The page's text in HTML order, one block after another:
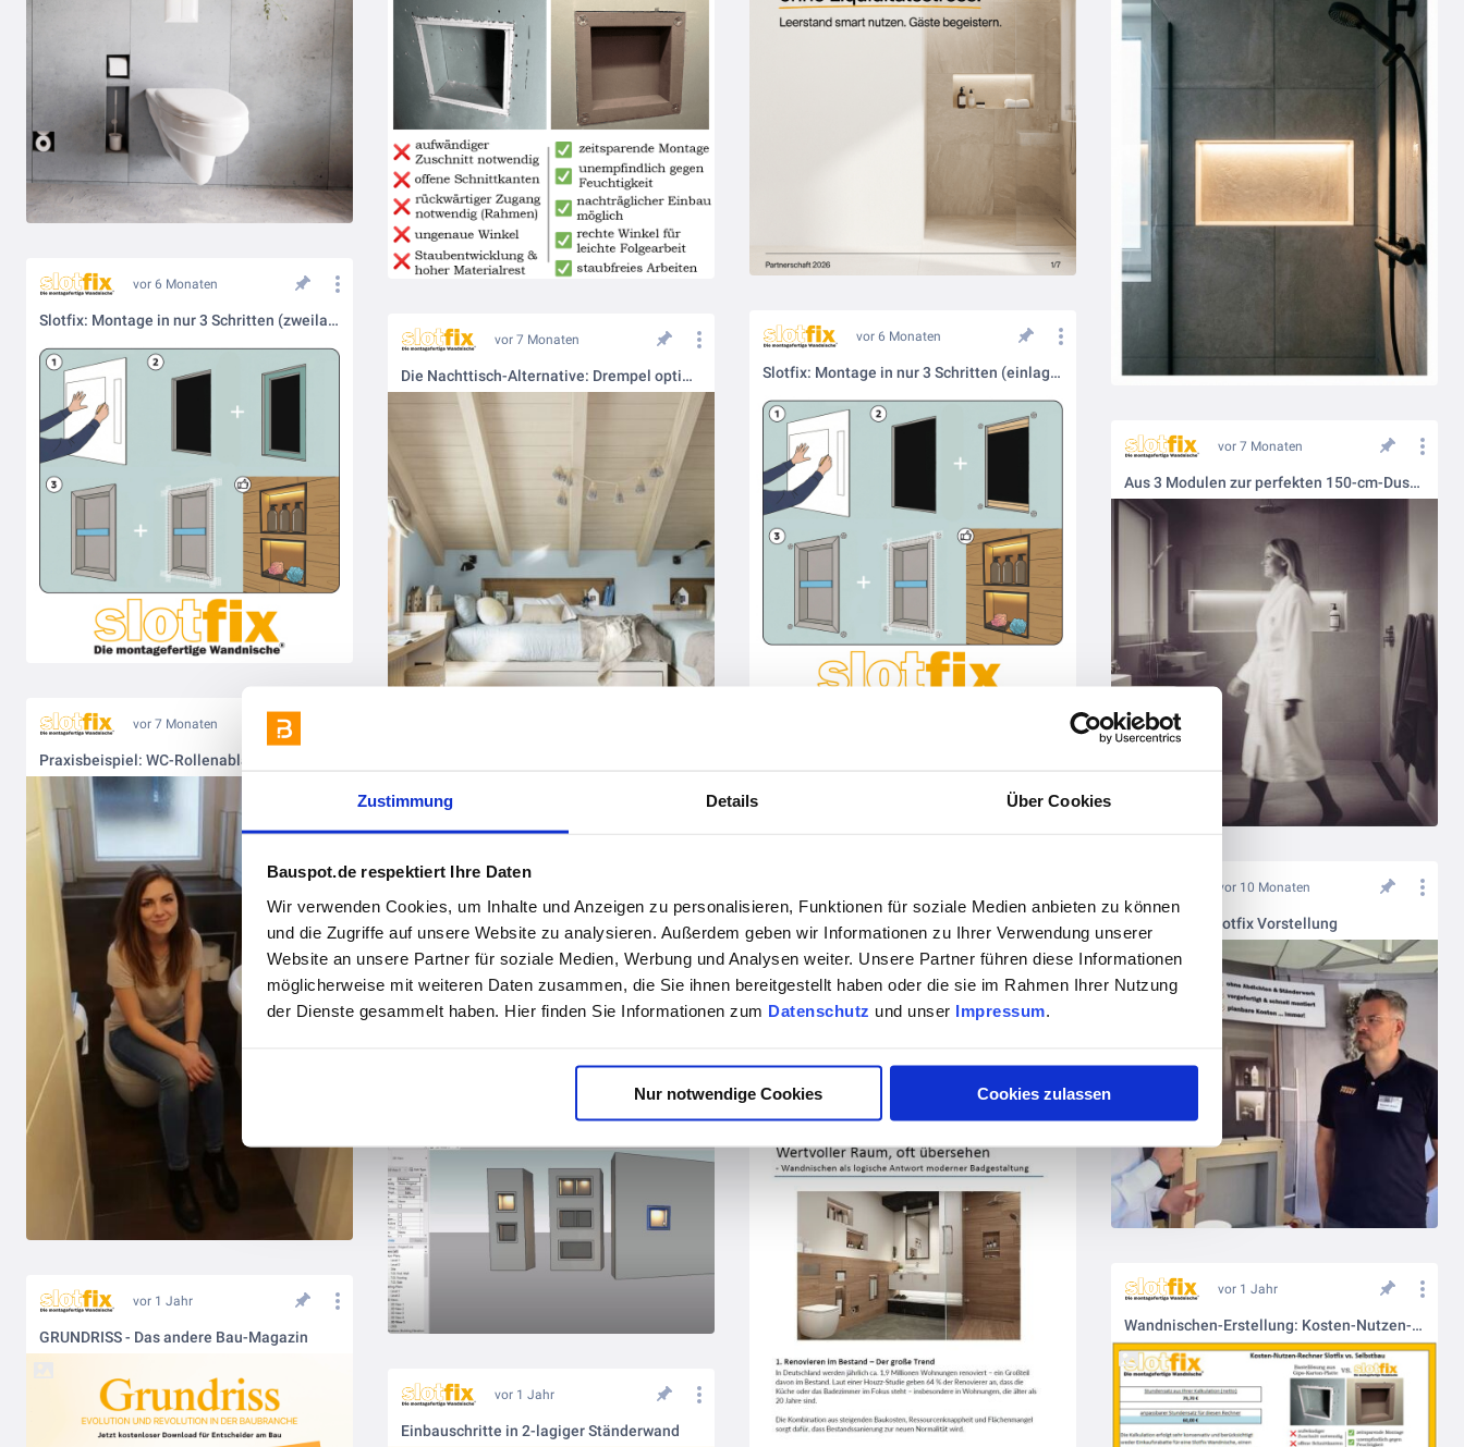
Zustimmung Details Über Cookies
Bauspot.de respektiert Ihre Daten
Wir verwenden Cookies, um Inhalte und Anzeigen zu personalisieren, Funktionen für soziale Medien anbieten zu können
und die Zugriffe auf unsere Website zu analysieren. Außerdem geben wir Informationen zu Ihrer Verwendung unserer
Website an unsere Partner für soziale Medien, Werbung und Analysen weiter. Unsere Partner führen diese Informationen
möglicherweise mit weiteren Daten zusammen, die Sie ihnen bereitgestellt haben oder die sie im Rahmen Ihrer Nutzung
der Dienste gesammelt haben. Hier finden Sie Informationen zum Datenschutz und unser Impressum.
Nur notwendige Cookies Cookies zulassen
vor 6 Monaten
Slotfix: Montage in nur 3 Schritten (zweilagige Trockenbauwand)
vor 6 Monaten
Slotfix: Montage in nur 3 Schritten (einlagige Trockenbauwand)
vor 7 Monaten
Die Nachttisch-Alternative: Drempel optimal ausnutzen
vor 7 Monaten
Aus 3 Modulen zur perfekten 150-cm-Duschnische – serienfähig für jedes Projekt
vor 7 Monaten
NEU: 1:1 Showroom Live Online-Meeting
vor 10 Monaten
persönliche Slotfix Vorstellung
digitales Planungspaket für Architekten und Planer
vor 1 Jahr
vor 1 Jahr
Wandnischen-Erstellung: Kosten-Nutzen-Kalkulation
vor 1 Jahr
GRUNDRISS - Das andere Bau-Magazin
vor 1 Jahr
Einbauschritte in 2-lagiger Ständerwand